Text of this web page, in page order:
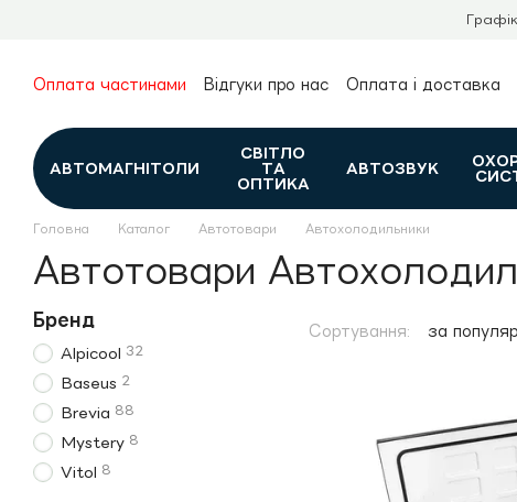
Оплата частинами Відгуки про нас
Оплата і доставка
Контакти
Каталог
АВТОМАГНІТОЛИ
СВІТЛО
ТА
ОПТИКА
АВТОЗВУК
Головна Каталог Автотовари Автохолодильники
Автотовари
Сортування: за
Бренд
Alpicool 32
Baseus 2
Brevia 88
Mystery 8
Vitol 8